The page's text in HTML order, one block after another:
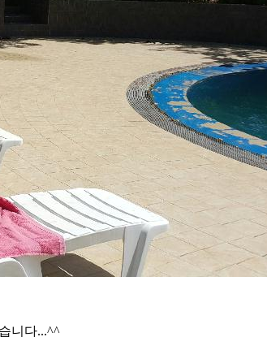
니다...^^